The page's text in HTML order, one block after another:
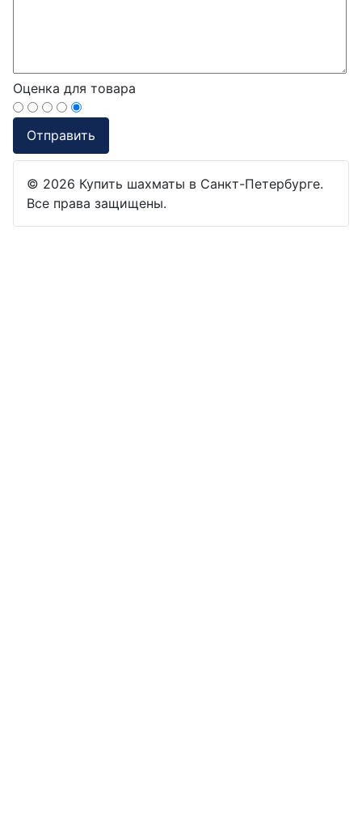
Оценка для товара
© 2026 Купить шахматы в Санкт-Петербурге.
Все права защищены.